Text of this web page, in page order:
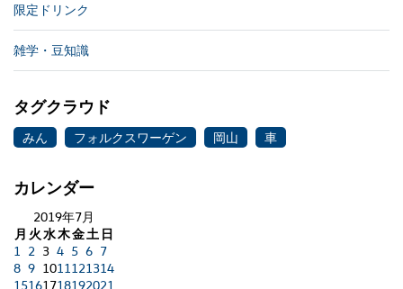
限定ドリンク
雑学・豆知識
タグクラウド
みん フォルクスワーゲン 岡山 車
カレンダー
2019年7月
月 火水木金土 日
1 2 3 4 5 6 7
8 9 1011121314
15161718192021